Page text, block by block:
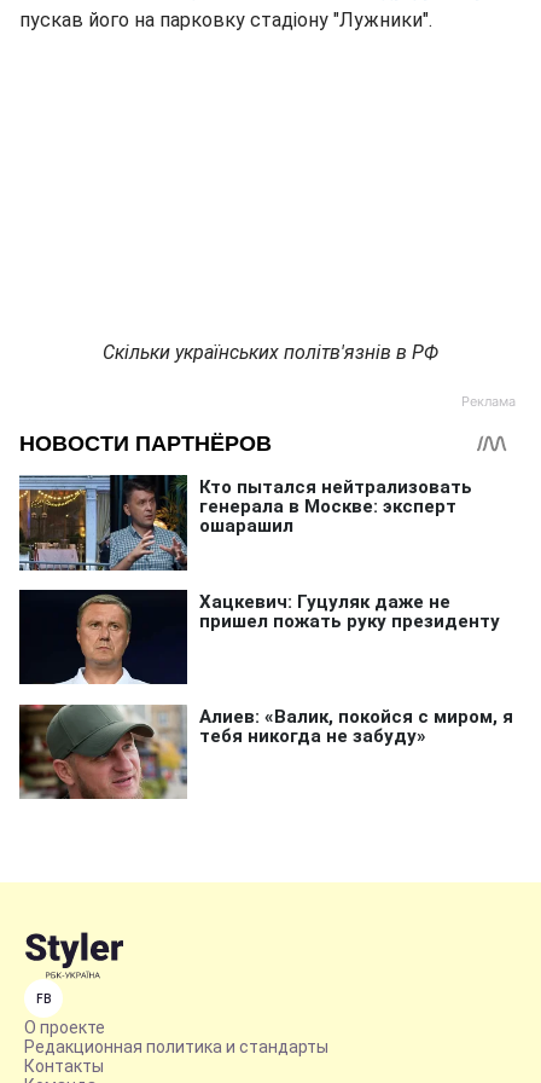
пускав його на парковку стадіону "Лужники".
Скільки українських політв'язнів в РФ
FB
О проекте
Редакционная политика и стандарты
Контакты